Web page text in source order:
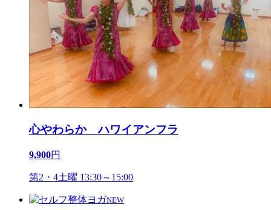
心やわらか ハワイアンフラ
9,900円
第2・4土曜 13:30～15:00
NEW